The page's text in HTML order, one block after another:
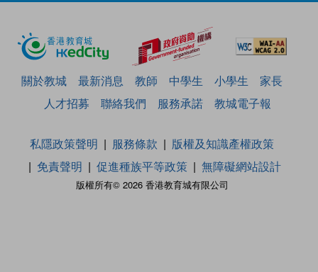
關於教城 最新消息 教師 中學生 小學生
家長
人才招募
聯絡我們 服務承諾 教城電子報
版權所有© 2026 香港教育城有限公司
私隱政策聲明 服務條款
版權及知識產權政策
免責聲明
促進種族平等政策 無障礙網站設計